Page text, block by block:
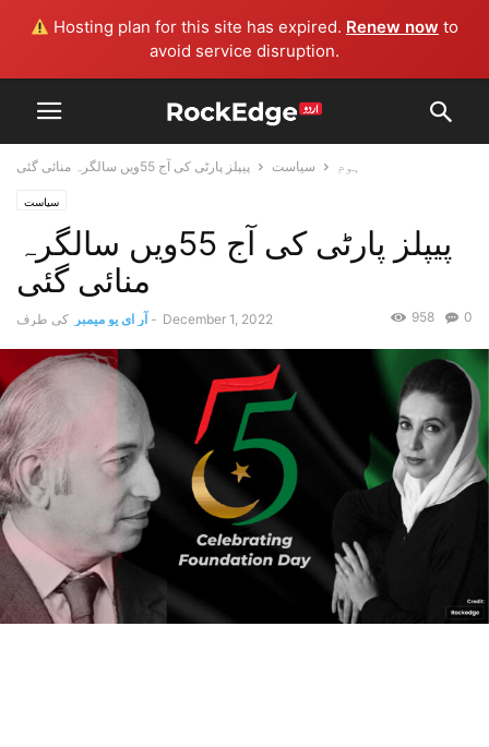
Hosting plan for this site has expired. Renew now to
avoid service disruption.
ہوم سیاست پیپلز پارٹی کی آج 55ویں سالگرہ منائی گئی
سیاست
پیپلز پارٹی کی آج 55ویں سالگرہ
منائی گئی
کی طرف آر ای یو میمبر - December 1, 2022 0
958